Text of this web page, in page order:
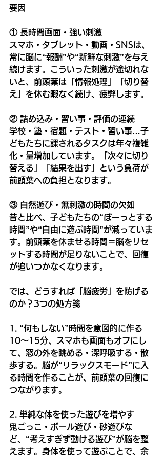
要因
① 長時間画面・強い刺激
スマホ・タブレット・動画・SNSは、
常に脳に“報酬”や“新鮮な刺激”を与え
続けます。こういった刺激が途切れな
いと、前頭葉は「情報処理」「切り替
え」を休む暇なく続け、疲弊します。
② 詰め込み・習い事・評価の連続
学校・塾・宿題・テスト・習い事…子
どもたちに課されるタスクは年々複雑
化・量増加しています。「次々に切り
替える」「結果を出す」という負荷が
前頭葉への負担となります。
③ 自然遊び・無刺激の時間の欠如
昔と比べ、子どもたちの“ぼーっとする
時間”や“自由に遊ぶ時間”が減っていま
す。前頭葉を休ませる時間＝脳をリセ
ットする時間が足りないことで、回復
が追いつかなくなります。
では、どうすれば「脳疲労」を防げる
のか？3つの処方箋
1. “何もしない”時間を意図的に作る
10〜15分、スマホも画面もオフにし
て、窓の外を眺める・深呼吸する・散
歩する。脳が“リラックスモード”に入
る時間を作ることが、前頭葉の回復に
つながります。
2. 単純な体を使った遊びを増やす
鬼ごっこ・ボール遊び・砂遊びな
ど、“考えすぎず動ける遊び”が脳を整
えます。身体を使って遊ぶことで、余